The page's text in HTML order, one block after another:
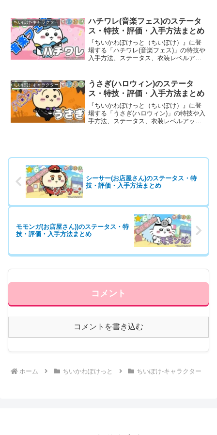
しています。
ちいぽけ-キャラクター
ハチワレ(音楽フェス)のステータ
ス・特技・評価・入手方法まとめ
『ちいかわぽけっと（ちいぽけ）』に登
場する「ハチワレ(音楽フェス)」の特技や
入手方法、ステータス、衣装レベルアッ
しています。
ちいぽけ-キャラクター
うさぎ(ハロウィン)のステータ
ス・特技・評価・入手方法まとめ
『ちいかわぽけっと（ちいぽけ）』に登
場する「うさぎ(ハロウィン)」の特技や入
手方法、ステータス、衣装レベルアッ
シーサー(お店屋さん)のステータス・特
技・評価・入手方法まとめ
モモンガ(お店屋さん))のステータス・特
技・評価・入手方法まとめ
コメント
コメントを書き込む
ホーム ちいかわぽけっと ちいぽけ-キャラクター